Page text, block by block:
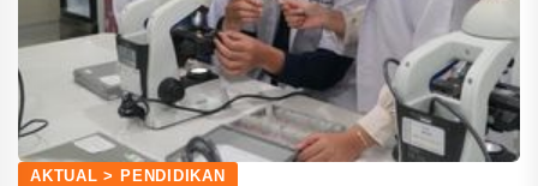
AKTUAL > PENDIDIKAN